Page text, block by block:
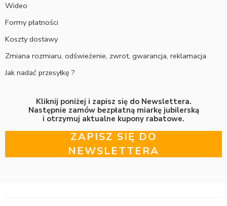
Wideo
Formy płatności
Koszty dostawy
Zmiana rozmiaru, odświeżenie, zwrot, gwarancja, reklamacja
Jak nadać przesyłkę ?
Kliknij poniżej i zapisz się do Newslettera.
Następnie zamów bezpłatną miarkę jubilerską
i otrzymuj aktualne kupony rabatowe.
ZAPISZ SIĘ DO
NEWSLETTERA